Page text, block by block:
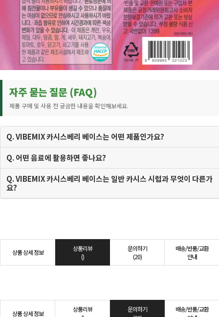
자주 묻는 질문 (FAQ)
제품 구매 및 사용 전 궁금한 내용을 확인해보세요.
Q. VIBEMIX 카시스베리 베이스는 어떤 제품인가요?
Q. 어떤 음료에 활용하면 좋나요?
Q. VIBEMIX 카시스베리 베이스는 일반 카시스 시럽과 무엇이 다른가
요?
상품 상세 정보
상품리뷰
()
문의하기
(20)
배송/반품/교환
안내
상품 상세 정보
상품리뷰
문의하기
배송/반품/교환